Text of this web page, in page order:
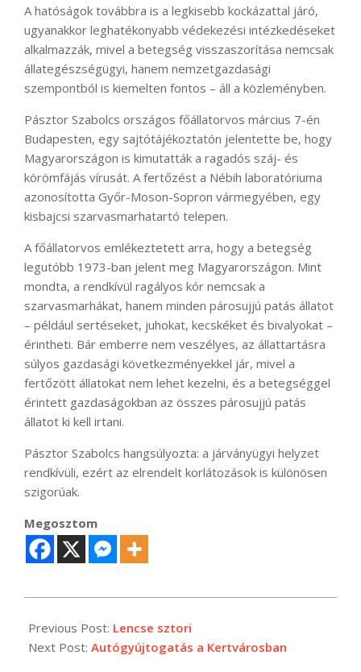
A hatóságok továbbra is a legkisebb kockázattal járó,
ugyanakkor leghatékonyabb védekezési intézkedéseket
alkalmazzák, mivel a betegség visszaszorítása nemcsak
állategészségügyi, hanem nemzetgazdasági
szempontból is kiemelten fontos – áll a közleményben.
Pásztor Szabolcs országos főállatorvos március 7-én
Budapesten, egy sajtótájékoztatón jelentette be, hogy
Magyarországon is kimutatták a ragadós száj- és
körömfájás vírusát. A fertőzést a Nébih laboratóriuma
azonosította Győr-Moson-Sopron vármegyében, egy
kisbajcsi szarvasmarhatartó telepen.
A főállatorvos emlékeztetett arra, hogy a betegség
legutóbb 1973-ban jelent meg Magyarországon. Mint
mondta, a rendkívül ragályos kór nemcsak a
szarvasmarhákat, hanem minden párosujjú patás állatot
– például sertéseket, juhokat, kecskéket és bivalyokat –
érintheti. Bár emberre nem veszélyes, az állattartásra
súlyos gazdasági következményekkel jár, mivel a
fertőzött állatokat nem lehet kezelni, és a betegséggel
érintett gazdaságokban az összes párosujjú patás
állatot ki kell irtani.
Pásztor Szabolcs hangsúlyozta: a járványügyi helyzet
rendkívüli, ezért az elrendelt korlátozások is különösen
szigorúak.
Megosztom
03-
10
Previous Post: Lencse sztori
Next Post: Autógyújtogatás a Kertvárosban